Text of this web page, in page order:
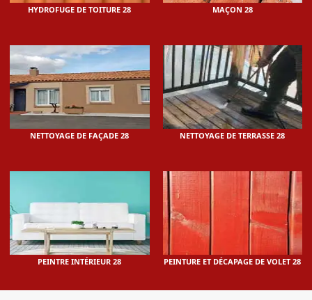
HYDROFUGE DE TOITURE 28 MAÇON 28
NETTOYAGE DE FAÇADE 28 NETTOYAGE DE TERRASSE 28
PEINTRE INTÉRIEUR 28 PEINTURE ET DÉCAPAGE DE VOLET 28